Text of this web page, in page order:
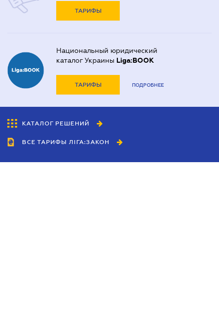
ТАРИФЫ
Национальный юридический
каталог Украины Liga:BOOK
ТАРИФЫ ПОДРОБНЕЕ
КАТАЛОГ РЕШЕНИЙ
ВСЕ ТАРИФЫ ЛІГА:ЗАКОН